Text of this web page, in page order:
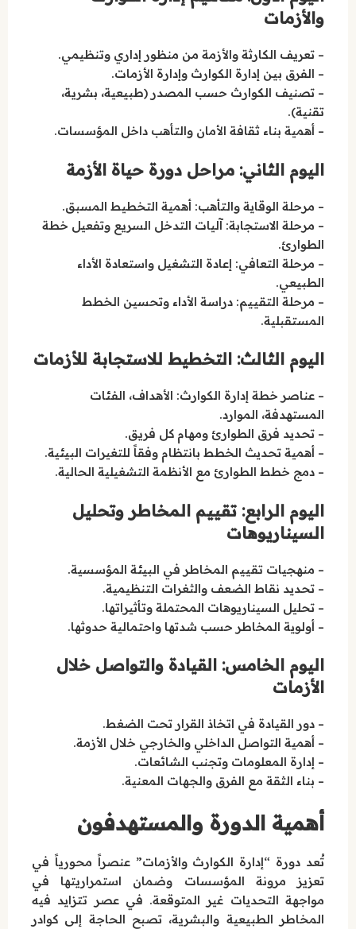
والأزمات
– تعريف الكارثة والأزمة من منظور إداري وتنظيمي.
– الفرق بين إدارة الكوارث وإدارة الأزمات.
– تصنيف الكوارث حسب المصدر (طبيعية، بشرية،
تقنية).
– أهمية بناء ثقافة الأمان والتأهب داخل المؤسسات.
اليوم الثاني: مراحل دورة حياة الأزمة
– مرحلة الوقاية والتأهب: أهمية التخطيط المسبق.
– مرحلة الاستجابة: آليات التدخل السريع وتفعيل خطة
الطوارئ.
– مرحلة التعافي: إعادة التشغيل واستعادة الأداء
الطبيعي.
– مرحلة التقييم: دراسة الأداء وتحسين الخطط
المستقبلية.
اليوم الثالث: التخطيط للاستجابة للأزمات
– عناصر خطة إدارة الكوارث: الأهداف، الفئات
المستهدفة، الموارد.
– تحديد فرق الطوارئ ومهام كل فريق.
– أهمية تحديث الخطط بانتظام وفقاً للتغيرات البيئية.
– دمج خطط الطوارئ مع الأنظمة التشغيلية الحالية.
اليوم الرابع: تقييم المخاطر وتحليل
السيناريوهات
– منهجيات تقييم المخاطر في البيئة المؤسسية.
– تحديد نقاط الضعف والثغرات التنظيمية.
– تحليل السيناريوهات المحتملة وتأثيراتها.
– أولوية المخاطر حسب شدتها واحتمالية حدوثها.
اليوم الخامس: القيادة والتواصل خلال
الأزمات
– دور القيادة في اتخاذ القرار تحت الضغط.
– أهمية التواصل الداخلي والخارجي خلال الأزمة.
– إدارة المعلومات وتجنب الشائعات.
– بناء الثقة مع الفرق والجهات المعنية.
أهمية الدورة والمستهدفون
تُعد دورة “إدارة الكوارث والأزمات” عنصراً محورياً في
تعزيز مرونة المؤسسات وضمان استمراريتها في
مواجهة التحديات غير المتوقعة. في عصر تتزايد فيه
المخاطر الطبيعية والبشرية، تصبح الحاجة إلى كوادر